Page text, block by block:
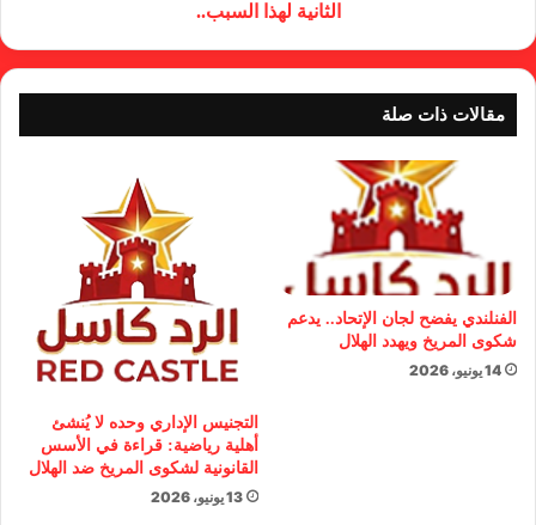
الثانية لهذا السبب..
مقالات ذات صلة
الفنلندي يفضح لجان الإتحاد.. يدعم
شكوى المريخ ويهدد الهلال
14 يونيو، 2026
التجنيس الإداري وحده لا يُنشئ
أهلية رياضية: قراءة في الأسس
القانونية لشكوى المريخ ضد الهلال
13 يونيو، 2026